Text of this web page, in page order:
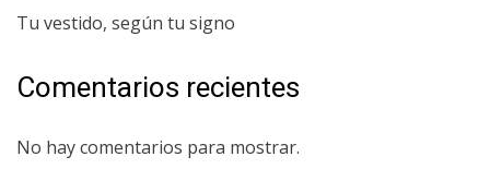
Tu vestido, según tu signo
Comentarios recientes
No hay comentarios para mostrar.